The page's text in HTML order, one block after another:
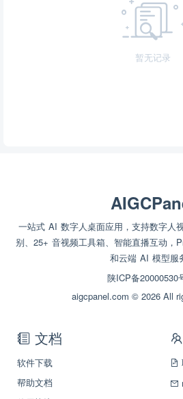
暂无记录
一站式 AI 数字人桌面应用，支持数字人
别、25+ 音视频工具箱、智能直播互动，
和云端 AI 模型服
陕ICP备20000530
aigcpanel.com © 2026 All
文档
软件下载
帮助文档